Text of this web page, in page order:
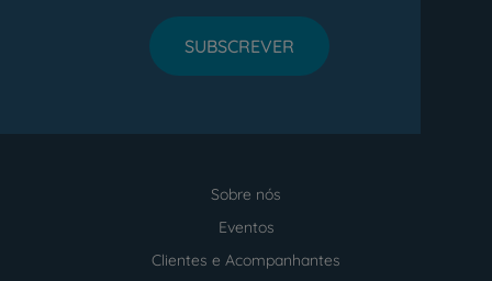
SUBSCREVER
Sobre nós
Eventos
Clientes e Acompanhantes